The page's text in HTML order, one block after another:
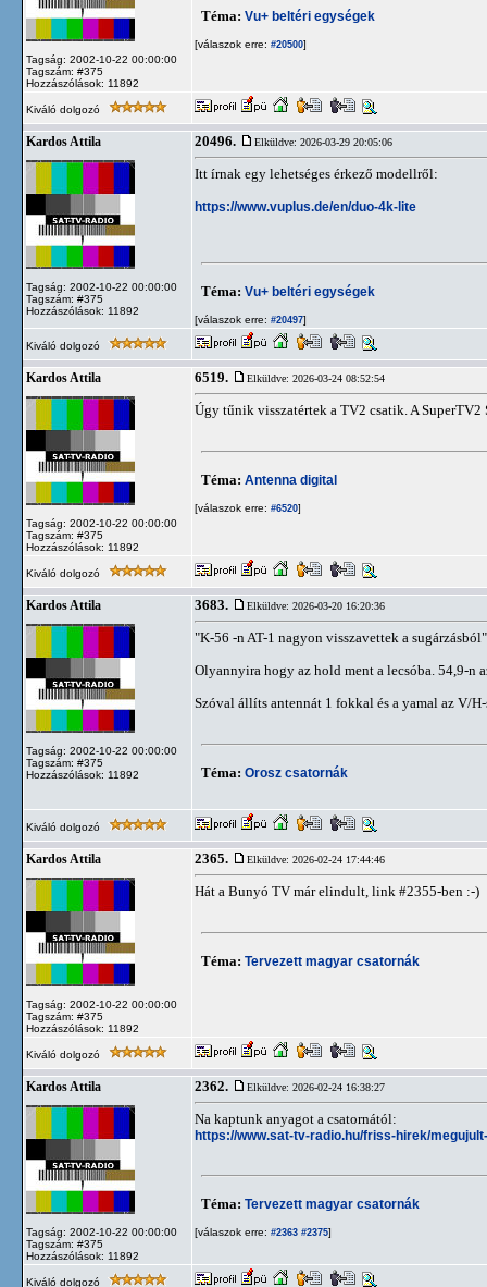
Tagság: 2002-10-22 00:00:00
Tagszám: #375
Hozzászólások: 11892
Téma: Vu+ beltéri egységek
[válaszok erre: #20500]
Kiváló dolgozó
Kardos Attila
Tagság: 2002-10-22 00:00:00
Tagszám: #375
Hozzászólások: 11892
20496. Elküldve: 2026-03-29 20:05:06
Itt írnak egy lehetséges érkező modellről:
https://www.vuplus.de/en/duo-4k-lite
Téma: Vu+ beltéri egységek
[válaszok erre: #20497]
Kiváló dolgozó
Kardos Attila
Tagság: 2002-10-22 00:00:00
Tagszám: #375
Hozzászólások: 11892
6519. Elküldve: 2026-03-24 08:52:54
Úgy tűnik visszatértek a TV2 csatik. A SuperTV2
Téma: Antenna digital
[válaszok erre: #6520]
Kiváló dolgozó
Kardos Attila
Tagság: 2002-10-22 00:00:00
Tagszám: #375
Hozzászólások: 11892
3683. Elküldve: 2026-03-20 16:20:36
"K-56 -n AT-1 nagyon visszavettek a sugárzásból"
Olyannyira hogy az hold ment a lecsóba. 54,9-n
Szóval állíts antennát 1 fokkal és a yamal az V/
Téma: Orosz csatornák
Kiváló dolgozó
Kardos Attila
Tagság: 2002-10-22 00:00:00
Tagszám: #375
Hozzászólások: 11892
2365. Elküldve: 2026-02-24 17:44:46
Hát a Bunyó TV már elindult, link #2355-ben :-)
Téma: Tervezett magyar csatornák
Kiváló dolgozó
Kardos Attila
Tagság: 2002-10-22 00:00:00
Tagszám: #375
Hozzászólások: 11892
2362. Elküldve: 2026-02-24 16:38:27
Na kaptunk anyagot a csatornától:
https://www.sat-tv-radio.hu/friss-hirek/
Téma: Tervezett magyar csatornák
[válaszok erre: #2363 #2375]
Kiváló dolgozó